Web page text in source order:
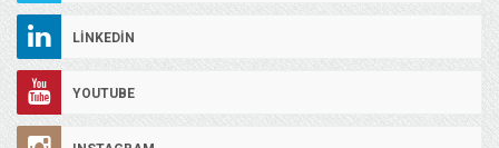
LINKEDIN
YOUTUBE